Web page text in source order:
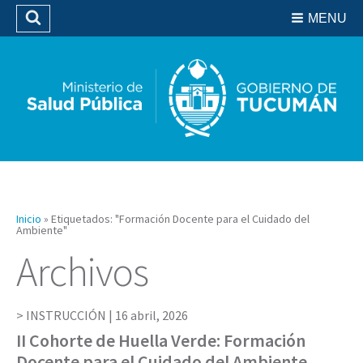
Biblioteca
MENU
Buscar
Inicio » Etiquetados: "Formación Docente para el Cuidado del
Ambiente"
Archivos
INSTRUCCIÓN | 16 abril, 2026
II Cohorte de Huella Verde: Formación